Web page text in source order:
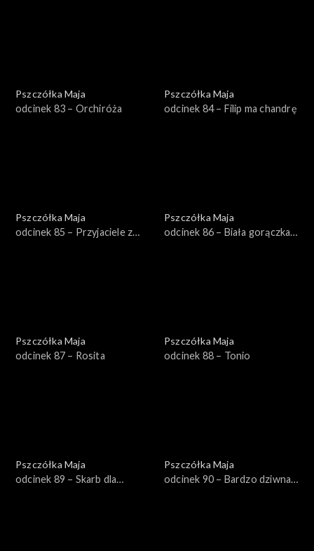
Pszczółka Maja
odcinek 83 – Orchiróża
Pszczółka Maja
odcinek 84 – Filip ma chandrę
Pszczółka Maja
odcinek 85 – Przyjaciele z
Pszczółka Maja
odcinek 86 – Biała gorączka
Pszczółka Maja
odcinek 87 – Rosita
Pszczółka Maja
odcinek 88 – Tonio
Pszczółka Maja
odcinek 89 – Skarb dla
Pszczółka Maja
odcinek 90 – Bardzo dziwna